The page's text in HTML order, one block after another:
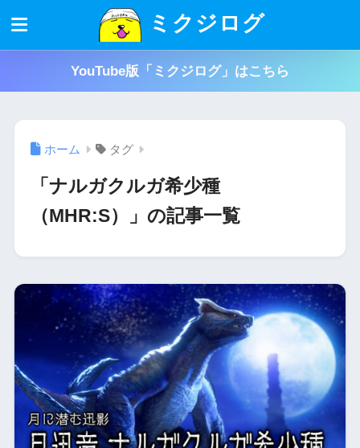
ミクジログ
YouTube版「ミクジログ」はこちら
ホーム タグ
「ナルガクルガ希少種
（MHR:S）」の記事一覧